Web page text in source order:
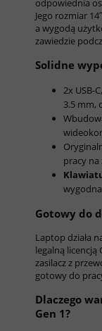
odpowiednia
Jego rozmiar
a wygodą
zawiedzie
Solidne
2x USB-
3.5 mm,
pracy na
Gotowy do
Laptop działa
legalną licencją
zasilacz z
gotowy do
Dlaczego
Gen 1?